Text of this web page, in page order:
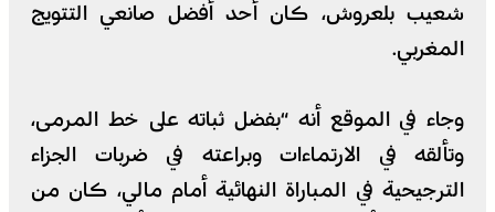
شعيب بلعروش، كان أحد أفضل صانعي التتويج
المغربي.
وجاء في الموقع أنه “بفضل ثباته على خط المرمى،
وتألقه في الارتماءات وبراعته في ضربات الجزاء
الترجيحية في المباراة النهائية أمام مالي، كان من